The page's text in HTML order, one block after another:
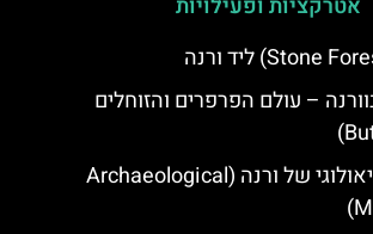
אטרקציות ופעילויות
– עולם הפרפרים והזוחלים
המוזיאון הארכיאולוגי של ורנה (Archaeological